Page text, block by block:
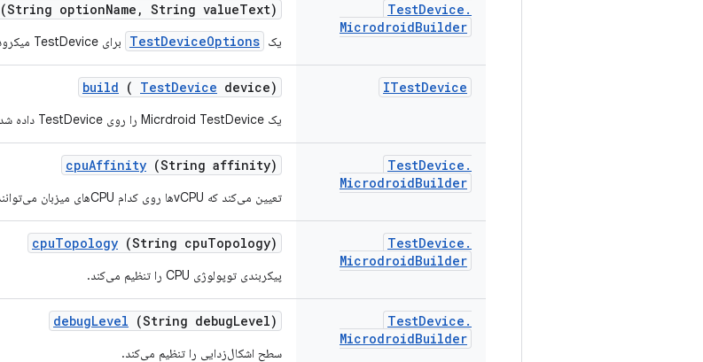
TestDevice .
MicrodroidBuilder
(String optionName , String valueText)
یک TestDeviceOptions برای TestDevice میکرودروید تنظیم می‌کند.
ITestDevice
build ( TestDevice device)
یک Micrdroid TestDevice را روی TestDevice داده شده اجرا می‌کند.
TestDevice .
MicrodroidBuilder
cpuAffinity (String affinity)
تعیین می‌کند که vCPUها روی کدام CPUهای میزبان می‌توانند اجرا شوند.
TestDevice .
MicrodroidBuilder
cpuTopology (String cpuTopology)
پیکربندی توپولوژی CPU را تنظیم می‌کند.
TestDevice .
MicrodroidBuilder
debugLevel (String debugLevel)
سطح اشکال‌زدایی را تنظیم می‌کند.